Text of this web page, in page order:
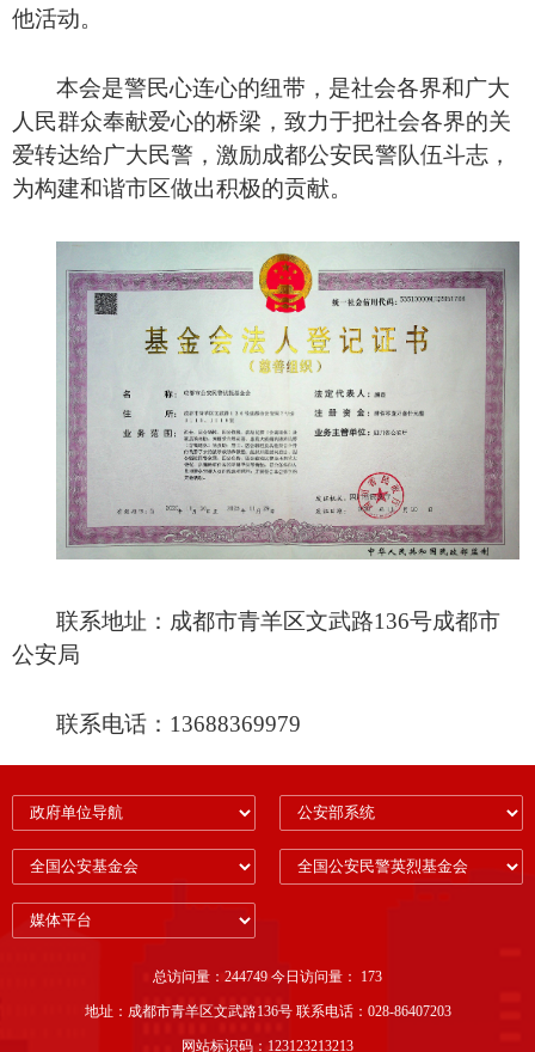
他活动。
本会是警民心连心的纽带，是社会各界和广大
人民群众奉献爱心的桥梁，致力于把社会各界的关
爱转达给广大民警，激励成都公安民警队伍斗志，
为构建和谐市区做出积极的贡献。
联系地址：成都市青羊区文武路136号成都市
公安局
联系电话：13688369979
总访问量：244749 今日访问量： 173
地址：成都市青羊区文武路136号 联系电话：028-86407203
网站标识码：123123213213